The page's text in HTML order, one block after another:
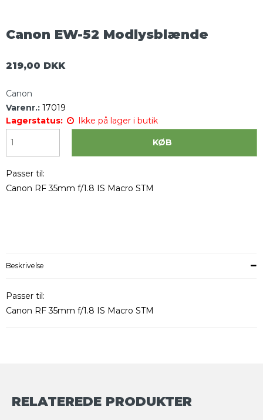
Canon EW-52 Modlysblænde
219,00 DKK
Canon
Varenr.: 17019
Lagerstatus:
Ikke på lager i butik
KØB
Passer til:
Canon RF 35mm f/1.8 IS Macro STM
Beskrivelse
Passer til:
Canon RF 35mm f/1.8 IS Macro STM
RELATEREDE PRODUKTER